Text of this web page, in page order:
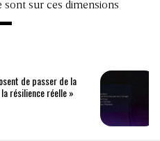
sont sur ces dimensions
de passer de la
résilience réelle »